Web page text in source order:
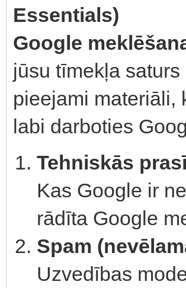
Essentials)
Google
jūsu tīmekļa
pieejami materiāli,
labi darboties
Tehniskās
Kas Google ir
rādīta Google
Spam
Uzvedības